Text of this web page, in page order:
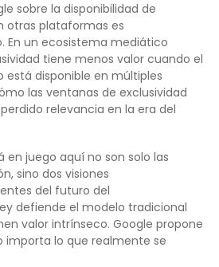
sobre la disponibilidad de
otras plataformas es
En un ecosistema mediático
tiene menos valor cuando el
disponible en múltiples
las ventanas de exclusividad
relevancia en la era del
en juego aquí no son solo las
sino dos visiones
del futuro del
defiende el modelo tradicional
valor intrínseco. Google propone
importa lo que realmente se